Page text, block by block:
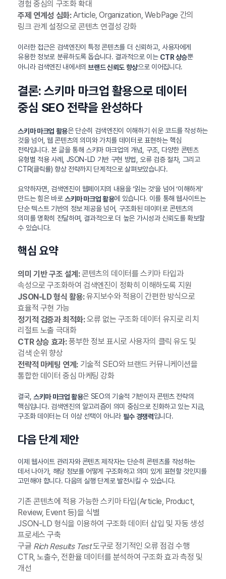
경험 중심의 구조화 확대
주제 연계성 심화:Article, Organization, WebPage 간의
링크 관계 설정으로 콘텐츠 연결성 강화
이러한 접근은 검색엔진이 특정 콘텐츠를 더 신뢰하고, 사용자에게
유용한 정보로 분류하도록 돕습니다. 결과적으로 이는 CTR 상승뿐
아니라 검색엔진 내에서의 브랜드 신뢰도 향상으로 이어집니다.
결론: 스키마 마크업 활용으로 데이터
중심 SEO 전략을 완성하다
스키마 마크업 활용은 단순히 검색엔진이 이해하기 쉬운 코드를 작성하는
것을 넘어, 웹 콘텐츠의 의미와 가치를 데이터로 표현하는 핵심
전략입니다. 본 글을 통해 스키마 마크업의 개념, 구조, 다양한 콘텐츠
유형별 적용 사례, JSON-LD 기반 구현 방법, 오류 검증 절차, 그리고
CTR(클릭률) 향상 전략까지 단계적으로 살펴보았습니다.
요약하자면, 검색엔진이 웹페이지의 내용을 ‘읽는 것’을 넘어 ‘이해하게’
만드는 힘은 바로스키마 마크업 활용에 있습니다. 이를 통해 웹사이트는
단순 텍스트 기반의 정보 제공을 넘어, 구조화된 데이터로 콘텐츠의
의미를 명확히 전달하며, 결과적으로 더 높은 가시성과 신뢰도를 확보할
수 있습니다.
핵심 요약
의미 기반 구조 설계:콘텐츠의 데이터를 스키마 타입과
속성으로 구조화하여 검색엔진이 정확히 이해하도록 지원
JSON-LD 형식 활용:유지보수와 적용이 간편한 방식으로
효율적 구현 가능
정기적 검증과 최적화:오류 없는 구조화 데이터 유지로 리치
리절트 노출 극대화
CTR 상승 효과:풍부한 정보 표시로 사용자의 클릭 유도 및
검색 순위 향상
전략적 마케팅 연계:기술적 SEO와 브랜드 커뮤니케이션을
통합한 데이터 중심 마케팅 강화
결국, 스키마 마크업 활용은 SEO의 기술적 기반이자 콘텐츠 전략의
핵심입니다. 검색엔진의 알고리즘이 의미 중심으로 진화하고 있는 지금,
구조화 데이터는 더 이상 선택이 아니라 필수 경쟁력입니다.
다음 단계 제안
이제 웹사이트 관리자와 콘텐츠 제작자는 단순히 콘텐츠를 작성하는
데서 나아가, 해당 정보를 어떻게 구조화하고 의미 있게 표현할 것인지를
고민해야 합니다. 다음의 실행 단계로 발전시킬 수 있습니다.
기존 콘텐츠에 적용 가능한 스키마 타입(Article, Product,
Review, Event 등)을 식별
JSON-LD 형식을 이용하여 구조화 데이터 삽입 및 자동 생성
프로세스 구축
구글 Rich Results Test도구로 정기적인 오류 점검 수행
CTR, 노출수, 전환율 데이터를 분석하여 구조화 효과 측정 및
개선